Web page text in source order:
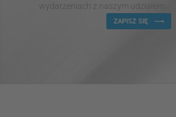
wydarzeniach z naszym udziałem.
ZAPISZ SIĘ